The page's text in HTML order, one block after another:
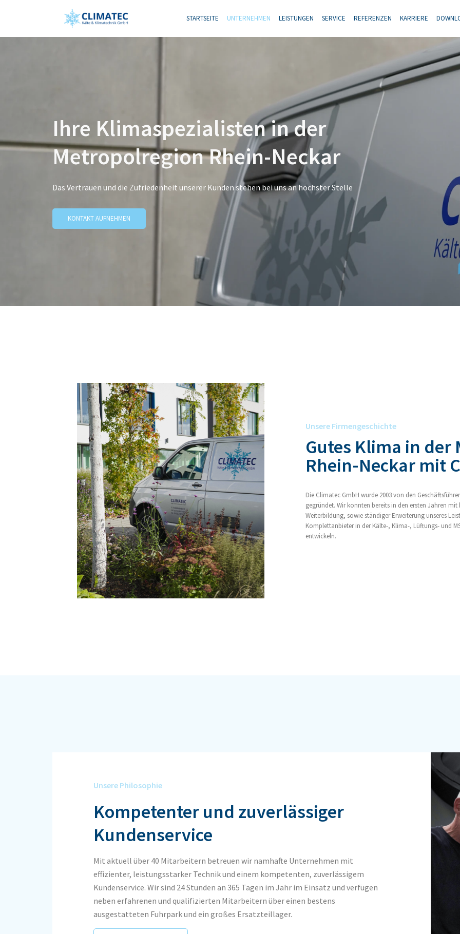
STARTSEITE UNTERNEHMEN LEISTUNGEN SERVICE REFERENZEN KARRIERE
Ihre Klimaspezialisten in der
Metropolregion Rhein-Neckar
Das Vertrauen und die Zufriedenheit unserer Kunden stehen bei uns an höchster Stelle
KONTAKT AUFNEHMEN
Unsere Firmengeschichte
Gutes Klima in
Rhein-Neckar mit
Die Climatec GmbH wurde 2003 von den
gegründet. Wir konnten bereits in den ersten Jahren
Weiterbildung, sowie ständiger Erweiterung unseres
Komplettanbieter in der Kälte-, Klima-, Lüftungs- und
entwickeln.
Unsere Philosophie
Kompetenter und zuverlässiger
Kundenservice
Mit aktuell über 40 Mitarbeitern betreuen wir namhafte Unternehmen mit
effizienter, leistungsstarker Technik und einem kompetenten, zuverlässigem
Kundenservice. Wir sind 24 Stunden an 365 Tagen im Jahr im Einsatz und verfügen
neben erfahrenen und qualifizierten Mitarbeitern über einen bestens
ausgestatteten Fuhrpark und ein großes Ersatzteillager.